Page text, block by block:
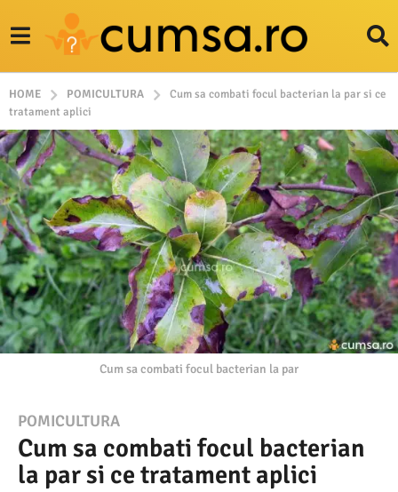
HOME POMICULTURA
Cum sa combati focul bacterian la par si ce
tratament aplici
Cum sa combati focul bacterian la par
0
7
.
POMICULTURA
Cum sa combati focul bacterian
la par si ce tratament aplici